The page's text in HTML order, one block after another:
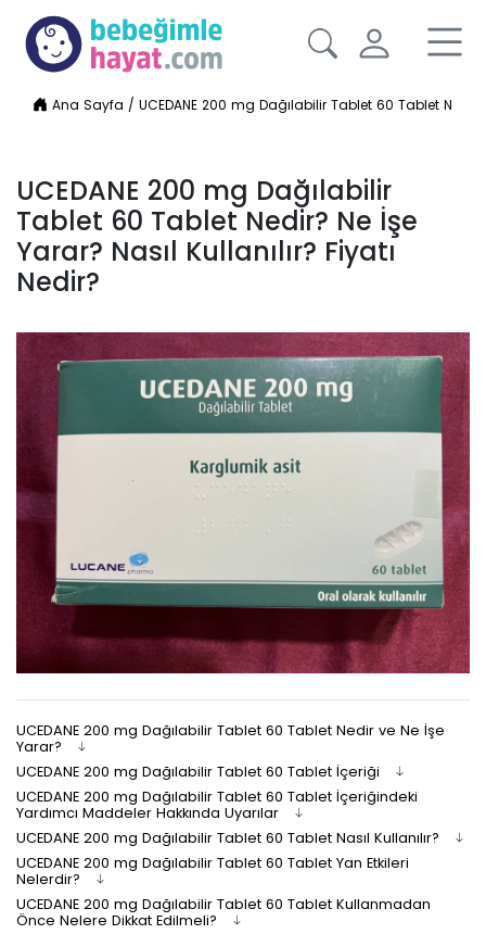
Ana Sayfa /UCEDANE 200 mg Dağılabilir Tablet 60 Tablet
UCEDANE 200 mg Dağılabilir
Tablet 60 Tablet Nedir? Ne İşe
Yarar? Nasıl Kullanılır? Fiyatı
Nedir?
UCEDANE 200 mg Dağılabilir Tablet 60 Tablet Nedir ve Ne İşe
Yarar?
UCEDANE 200 mg Dağılabilir Tablet 60 Tablet İçeriği
UCEDANE 200 mg Dağılabilir Tablet 60 Tablet İçeriğindeki
Yardımcı Maddeler Hakkında Uyarılar
UCEDANE 200 mg Dağılabilir Tablet 60 Tablet Nasıl Kullanılır?
UCEDANE 200 mg Dağılabilir Tablet 60 Tablet Yan Etkileri
Nelerdir?
UCEDANE 200 mg Dağılabilir Tablet 60 Tablet Kullanmadan
Önce Nelere Dikkat Edilmeli?